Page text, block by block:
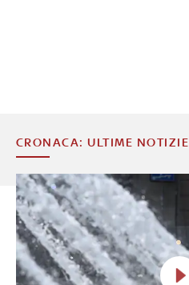
CRONACA: ULTIME NOTIZIE